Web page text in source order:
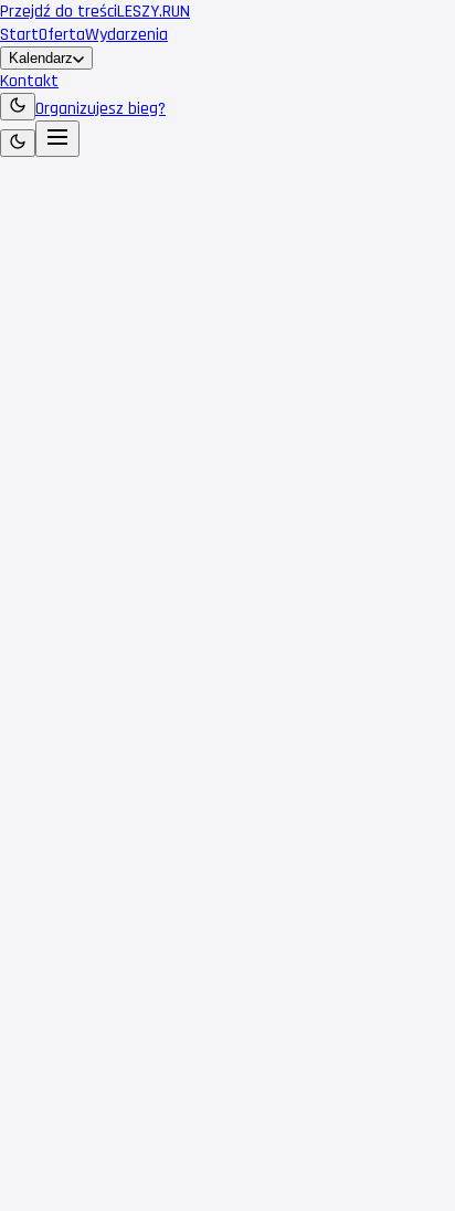
Przejdź do treściLESZY.RUN
StartOfertaWydarzenia
Kalendarz
Kontakt
Organizujesz bieg?